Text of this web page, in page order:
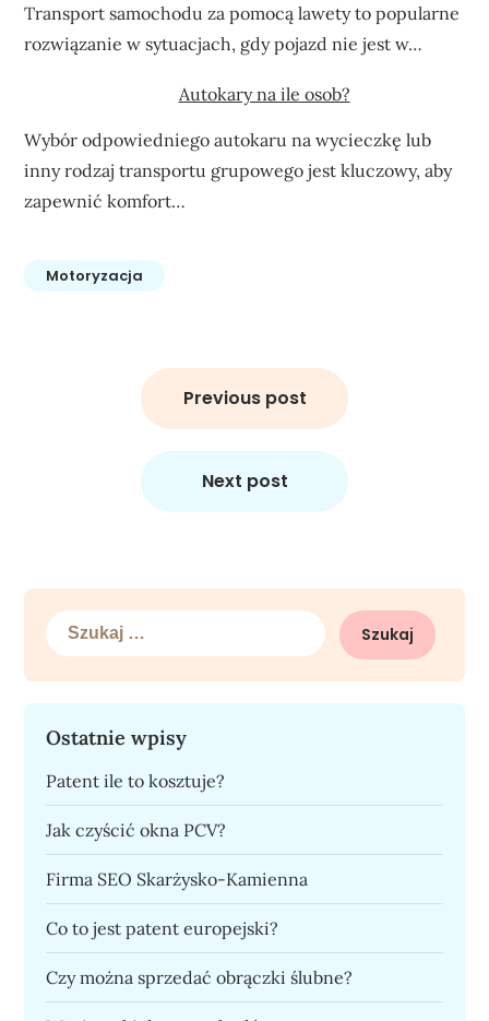
Transport samochodu za pomocą lawety to popularne
rozwiązanie w sytuacjach, gdy pojazd nie jest w…
Autokary na ile osob?
Wybór odpowiedniego autokaru na wycieczkę lub
inny rodzaj transportu grupowego jest kluczowy, aby
zapewnić komfort…
Motoryzacja
Previous post
Next post
Szukaj:
Ostatnie wpisy
Patent ile to kosztuje?
Jak czyścić okna PCV?
Firma SEO Skarżysko-Kamienna
Co to jest patent europejski?
Czy można sprzedać obrączki ślubne?